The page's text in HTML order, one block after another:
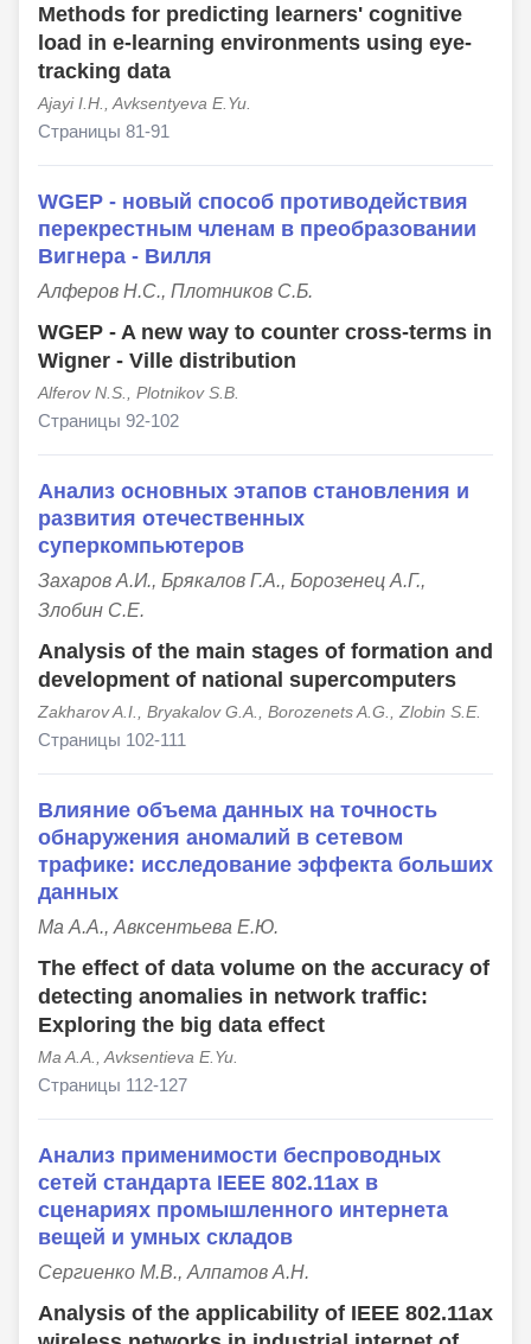
Methods for predicting learners' cognitive
load in e-learning environments using eye-
tracking data
Ajayi I.H., Avksentyeva E.Yu.
Страницы 81-91
WGEP - новый способ противодействия
перекрестным членам в преобразовании
Вигнера - Вилля
Алферов Н.С., Плотников С.Б.
WGEP - A new way to counter cross-terms in
Wigner - Ville distribution
Alferov N.S., Plotnikov S.B.
Страницы 92-102
Анализ основных этапов становления и
развития отечественных
суперкомпьютеров
Захаров А.И., Брякалов Г.А., Борозенец А.Г.,
Злобин С.Е.
Analysis of the main stages of formation and
development of national supercomputers
Zakharov A.I., Bryakalov G.A., Borozenets A.G., Zlobin S.E.
Страницы 102-111
Влияние объема данных на точность
обнаружения аномалий в сетевом
трафике: исследование эффекта больших
данных
Ма А.А., Авксентьева Е.Ю.
The effect of data volume on the accuracy of
detecting anomalies in network traffic:
Exploring the big data effect
Ma A.A., Avksentieva E.Yu.
Страницы 112-127
Анализ применимости беспроводных
сетей стандарта IEEE 802.11ax в
сценариях промышленного интернета
вещей и умных складов
Сергиенко М.В., Алпатов А.Н.
Analysis of the applicability of IEEE 802.11ax